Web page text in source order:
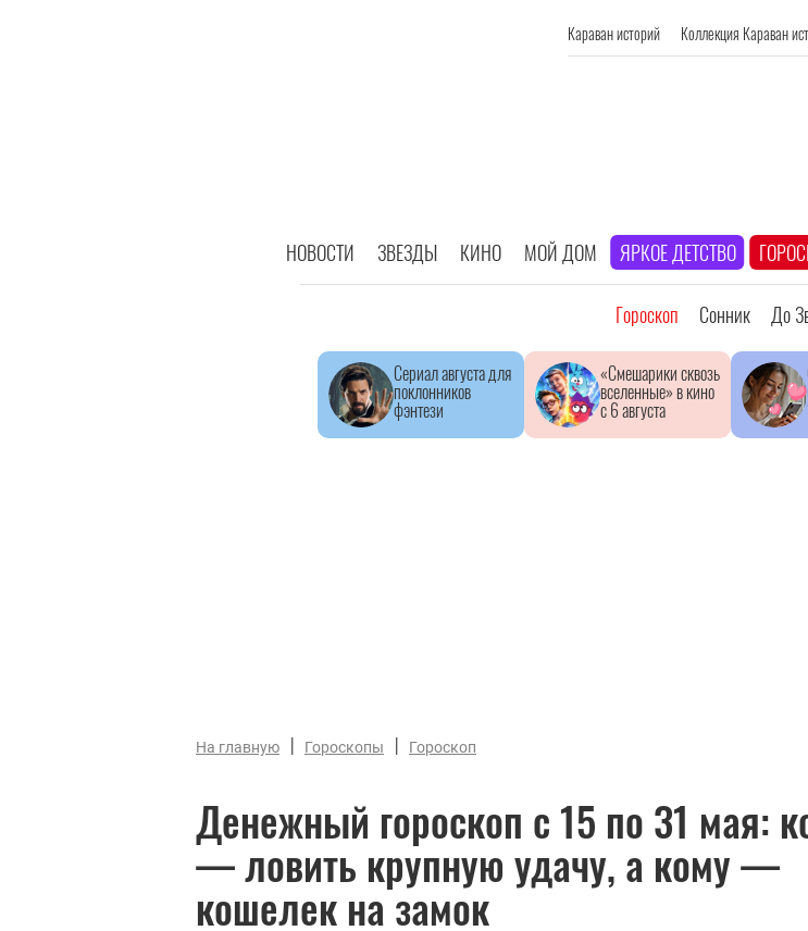
Караван историй Коллекция Караван
НОВОСТИ ЗВЕЗДЫ КИНО МОЙ ДОМ ЯРКОЕ ДЕТСТВО
Гороскоп Сонник До
Сериал августа для
поклонников
фэнтези
«Смешарики сквозь
вселенные» в кино
с 6 августа
На главную | Гороскопы | Гороскоп
Денежный гороскоп с 15 по 31 мая:
— ловить крупную удачу, а кому —
кошелек на замок